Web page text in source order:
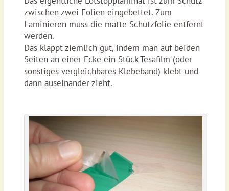
zwischen zwei Folien eingebettet. Zum
Laminieren muss die matte Schutzfolie entfernt
werden.
Das klappt ziemlich gut, indem man auf beiden
Seiten an einer Ecke ein Stück Tesafilm (oder
sonstiges vergleichbares Klebeband) klebt und
dann auseinander zieht.